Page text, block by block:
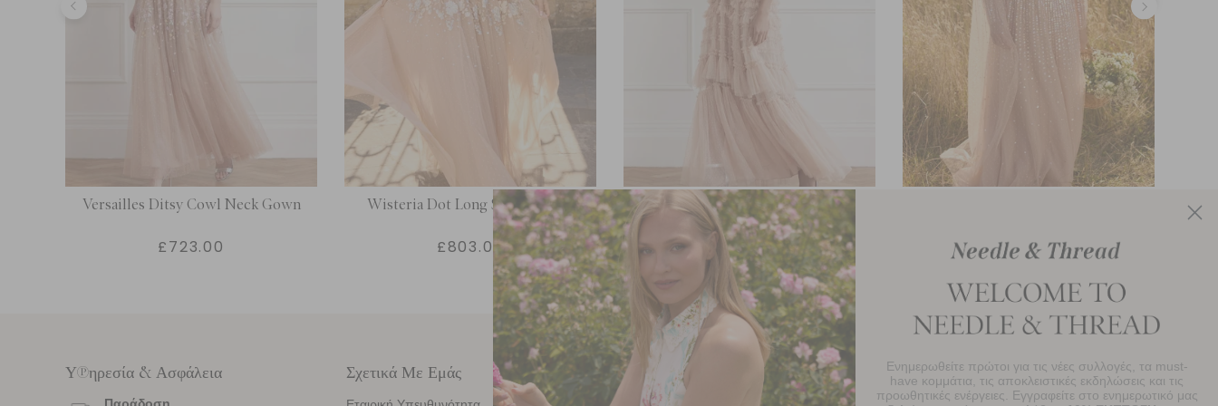
Versailles Ditsy Cowl Neck Gown
£723.00
Wisteria Dot Long Sleeve Gown
£803.00
Valentine Ruffle Gown
£616.00 £840.00
Υπηρεσία & Ασφάλεια Σχετικά Με Εμάς Φροντίδα Πελατών
Απολαύστε 10% Έκπτωση Στην Πρώτη Σας
Παραγγελία
Ενημερωθείτε πρώτοι για τις νέες συλλογές, τα must-
have κομμάτια, τις αποκλειστικές εκδηλώσεις και τις
προωθητικές ενέργειες. Εγγραφείτε στο ενημερωτικό μας